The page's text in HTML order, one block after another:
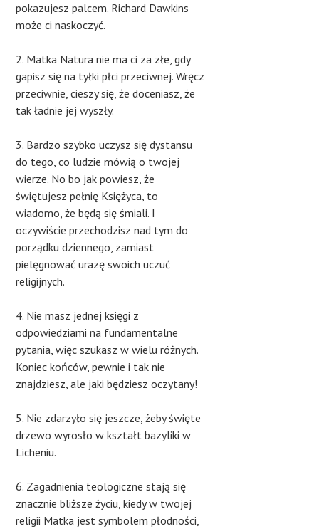
pokazujesz palcem. Richard Dawkins
może ci naskoczyć.
2. Matka Natura nie ma ci za złe, gdy
gapisz się na tyłki płci przeciwnej. Wręcz
przeciwnie, cieszy się, że doceniasz, że
tak ładnie jej wyszły.
3. Bardzo szybko uczysz się dystansu
do tego, co ludzie mówią o twojej
wierze. No bo jak powiesz, że
świętujesz pełnię Księżyca, to
wiadomo, że będą się śmiali. I
oczywiście przechodzisz nad tym do
porządku dziennego, zamiast
pielęgnować urazę swoich uczuć
religijnych.
4. Nie masz jednej księgi z
odpowiedziami na fundamentalne
pytania, więc szukasz w wielu różnych.
Koniec końców, pewnie i tak nie
znajdziesz, ale jaki będziesz oczytany!
5. Nie zdarzyło się jeszcze, żeby święte
drzewo wyrosło w kształt bazyliki w
Licheniu.
6. Zagadnienia teologiczne stają się
znacznie bliższe życiu, kiedy w twojej
religii Matka jest symbolem płodności,